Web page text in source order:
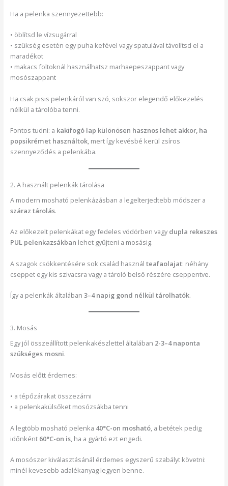
Ha a pelenka szennyezettebb:
• öblítsd le vízsugárral
• szükség esetén egy puha kefével vagy spatulával távolítsd el a
maradékot
• makacs foltoknál használhatsz marhaepeszappant vagy
mosószappant
Ha csak pisis pelenkáról van szó, sokszor elegendő előkezelés
nélkül a tárolóba tenni.
Fontos tudni: a kakifogó lap különösen hasznos lehet akkor, ha
popsikrémet használtok, mert így kevésbé kerül zsíros
szennyeződés a pelenkába.
2. A használt pelenkák tárolása
A modern mosható pelenkázásban a legelterjedtebb módszer a
száraz tárolás.
Az előkezelt pelenkákat egy fedeles vödörben vagydupla rekeszes
PUL pelenkazsákban lehet gyűjteni a mosásig.
A szagok csökkentésére sok család használ teafaolajat: néhány
cseppet egy kis szivacsra vagy a tároló belső részére cseppentve.
Így a pelenkák általában 3–4 napig gond nélkül tárolhatók.
3. Mosás
Egy jól összeállított pelenkakészlettel általában 2-3–4 naponta
szükséges mosni.
Mosás előtt érdemes:
• a tépőzárakat összezárni
• a pelenkakülsőket mosózsákba tenni
A legtöbb mosható pelenka 40°C-on mosható, a betétek pedig
időnként 60°C-on is, ha a gyártó ezt engedi.
A mosószer kiválasztásánál érdemes egyszerű szabályt követni:
minél kevesebb adalékanyag legyen benne.